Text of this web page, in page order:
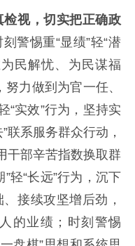
视，切实把正确政
刻警惕重“显绩”轻“潜
民解忧、为民谋福
努力做到为官一任、
“实效”行为，坚持实
联系服务群众行动，
干部辛苦指数换取群
轻“长远”行为，沉下
接续攻坚增后劲，
的业绩；时刻警惕